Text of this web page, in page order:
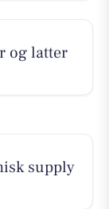
og latter
supply